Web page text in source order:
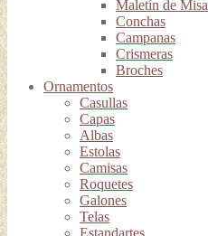
Maletín de Misa
Conchas
Campanas
Crismeras
Broches
Ornamentos
Casullas
Capas
Albas
Estolas
Camisas
Roquetes
Galones
Telas
Estandartes